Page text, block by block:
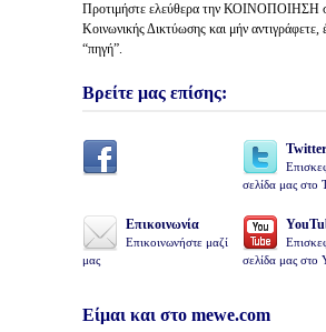
Προτιμήστε ελεύθερα την ΚΟΙΝΟΠΟΙΗΣΗ
Κοινωνικής Δικτύωσης και μήν αντιγράφετε,
“πηγή”.
Βρείτε μας επίσης:
Twitter
σελίδα μας στο
Επικοινωνία
Επικοινωνήστε μαζί
μας
σελίδα μας στο
Είμαι και στο mewe.com